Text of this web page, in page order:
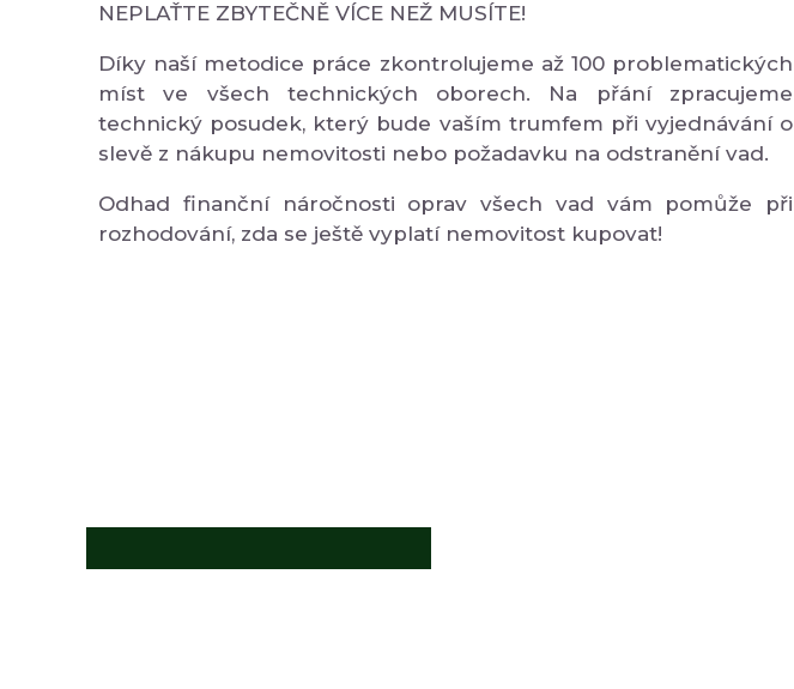
NEPLAŤTE ZBYTEČNĚ VÍCE NEŽ MUSÍTE!
Díky naší metodice práce zkontrolujeme až 100 problematických
míst ve všech technických oborech. Na přání zpracujeme
technický posudek, který bude vaším trumfem při vyjednávání o
slevě z nákupu nemovitosti nebo požadavku na odstranění vad.
Odhad finanční náročnosti oprav všech vad vám pomůže při
rozhodování, zda se ještě vyplatí nemovitost kupovat!